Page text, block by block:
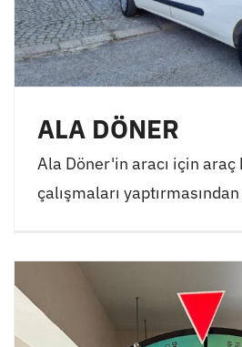
ALA DÖNER
Ala Döner'in aracı için araç
çalışmaları